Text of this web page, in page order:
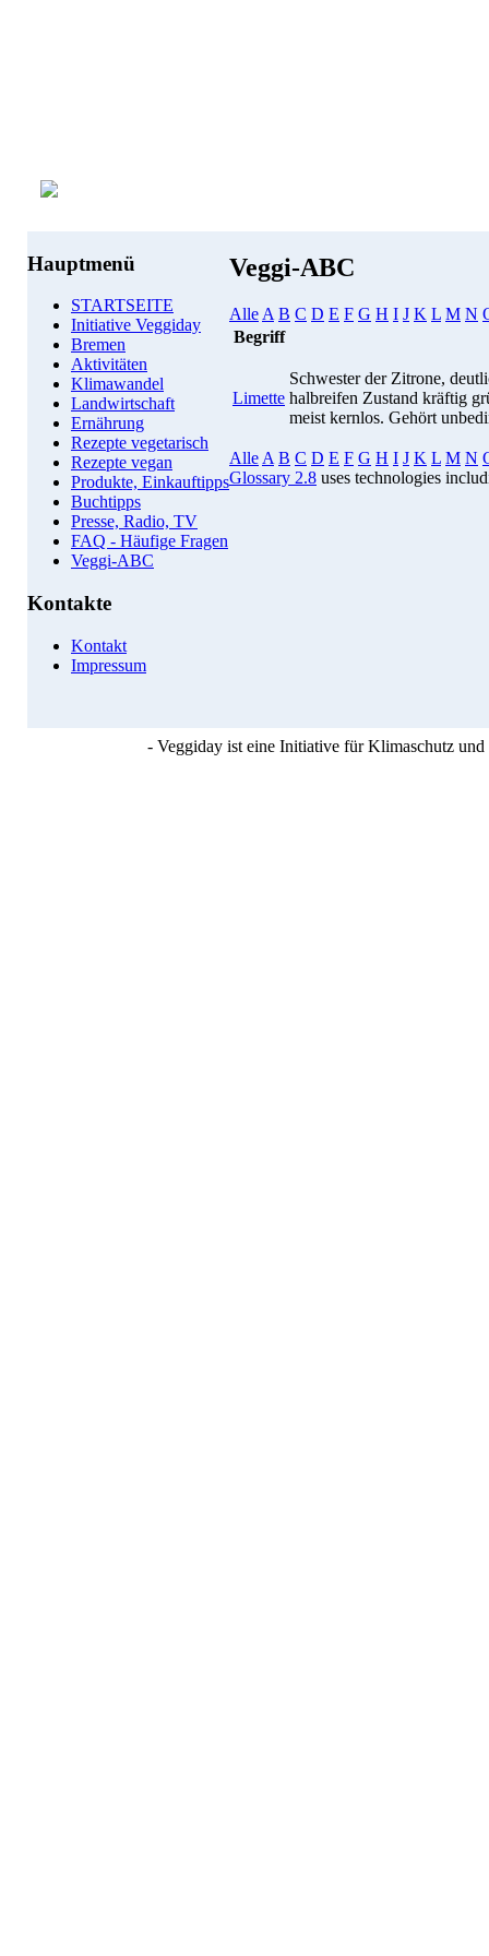
Hauptmenü
STARTSEITE
Initiative Veggiday
Bremen
Aktivitäten
Klimawandel
Landwirtschaft
Ernährung
Rezepte vegetarisch
Rezepte vegan
Produkte, Einkauftipps
Buchtipps
Presse, Radio, TV
FAQ - Häufige Fragen
Veggi-ABC
Kontakte
Kontakt
Impressum
Veggi-ABC
Alle A B C D E F G H I J K L M N
Begriff
Limette
Schwester der Zitrone,
halbreifen Zustand kräftig
meist kernlos. Gehört
Alle A B C D E F G H I J K L M N
Glossary 2.8 uses technologies
- Veggiday ist eine Initiative für Klimaschutz